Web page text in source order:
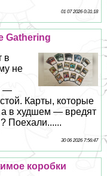
01 07 2026 0:31:18
Gathering
в
не
—
Карты, которые
а в худшем — вредят
Поехали......
30 06 2026 7:56:47
коробки